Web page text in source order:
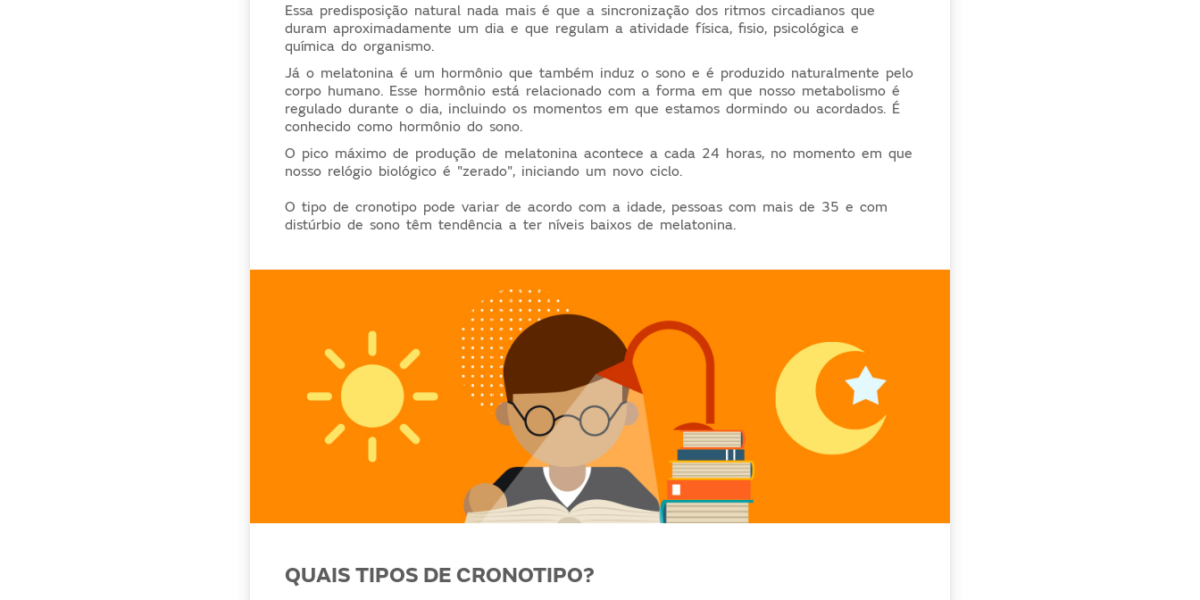
Essa predisposição natural nada mais é que a sincronização dos ritmos circadianos que
duram aproximadamente um dia e que regulam a atividade física, fisio, psicológica e
química do organismo.
Já o melatonina é um hormônio que também induz o sono e é produzido naturalmente pelo
corpo humano. Esse hormônio está relacionado com a forma em que nosso metabolismo é
regulado durante o dia, incluindo os momentos em que estamos dormindo ou acordados. É
conhecido como hormônio do sono.
O pico máximo de produção de melatonina acontece a cada 24 horas, no momento em que
nosso relógio biológico é "zerado", iniciando um novo ciclo.
O tipo de cronotipo pode variar de acordo com a idade, pessoas com mais de 35 e com
distúrbio de sono têm tendência a ter níveis baixos de melatonina.
QUAIS TIPOS DE CRONOTIPO?